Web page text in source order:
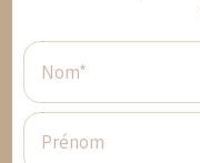
Nom*
Prénom